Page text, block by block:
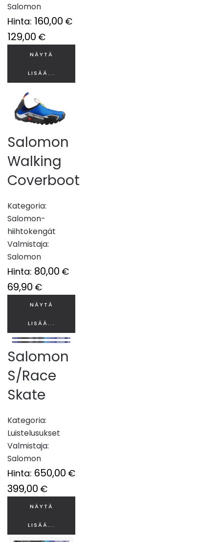
Salomon
Hinta: 160,00 €
129,00 €
NÄYTÄ
LISÄÄ...
Salomon
Walking
Coverboot
Kategoria:
Salomon-
hiihtokengät
Valmistaja:
Salomon
Hinta: 80,00 €
69,90 €
NÄYTÄ
LISÄÄ...
Salomon
S/Race
Skate
Kategoria:
Luistelusukset
Valmistaja:
Salomon
Hinta: 650,00 €
399,00 €
NÄYTÄ
LISÄÄ...